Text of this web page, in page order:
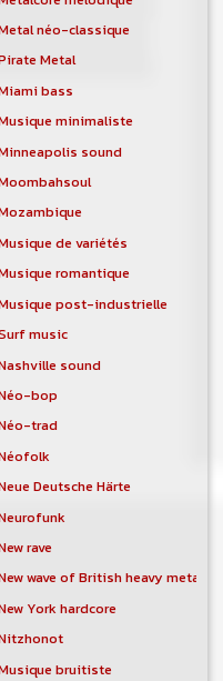
néo-classique
Metal
bass
minimaliste
sound
de variétés
romantique
post-industrielle
music
sound
bop
trad
Deutsche Härte
rave
wave of British heavy metal
York hardcore
bruitiste